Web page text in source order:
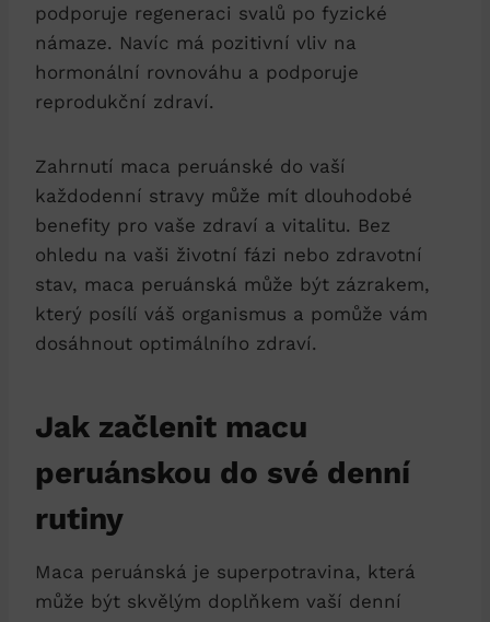
podporuje regeneraci svalů po fyzické
námaze. Navíc má pozitivní vliv na
hormonální rovnováhu a podporuje
reprodukční zdraví.
Zahrnutí maca peruánské do vaší
každodenní stravy může mít dlouhodobé
benefity pro vaše zdraví a vitalitu. Bez
ohledu na vaši životní fázi nebo zdravotní
stav, maca peruánská může být zázrakem,
který posílí váš organismus a pomůže vám
dosáhnout optimálního zdraví.
Jak začlenit macu
peruánskou do své denní
rutiny
Maca peruánská je superpotravina, která
může být skvělým doplňkem vaší denní